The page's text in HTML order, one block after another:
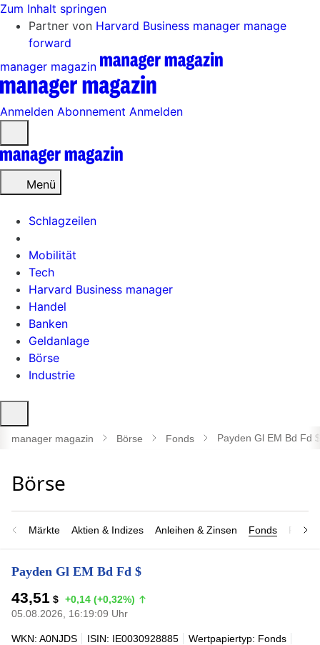
Zum Inhalt springen
Partner von Harvard Business manager manage
forward
manager magazin
Anmelden Abonnement Anmelden
öffnen
Menü
Schlagzeilen
Mobilität
Tech
Harvard Business manager
Handel
Banken
Geldanlage
Börse
Industrie
öffnen
manager magazin Börse Fonds Payden Gl EM Bd Fd $
Märkte Aktien & Indizes Anleihen & Zinsen Fonds
Payden Gl EM Bd Fd $
43,51 $ +0,14 (+0,32%)
05.08.2026, 16:19:09 Uhr
WKN: A0NJDS ISIN: IE0030928885
Wertpapiertyp: Fonds